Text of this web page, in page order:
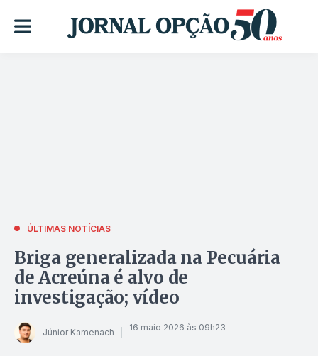
ÚLTIMAS NOTÍCIAS
Briga generalizada na Pecuária
de Acreúna é alvo de
investigação; vídeo
Júnior Kamenach 16 maio 2026 às 09h23